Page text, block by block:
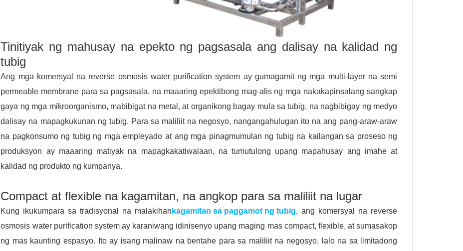
Tinitiyak ng mahusay na epekto ng pagsasala ang dalisay na kalidad ng
tubig
Ang mga komersyal na reverse osmosis water purification system ay gumagamit ng mga multi-layer na semi
permeable membrane para sa pagsasala, na maaaring epektibong mag-alis ng mga nakakapinsalang sangkap
gaya ng mga mikroorganismo, mabibigat na metal, at organikong bagay mula sa tubig, na nagbibigay ng medyo
dalisay na mapagkukunan ng tubig. Para sa maliliit na negosyo, nangangahulugan ito na ang pang-araw-araw
na pagkonsumo ng tubig ng mga empleyado at ang mga pinagmumulan ng tubig na kailangan sa proseso ng
produksyon ay maaaring matiyak na mapagkakatiwalaan, na tumutulong upang mapahusay ang imahe at
kalidad ng produkto ng kumpanya.
Compact at flexible na kagamitan, na angkop para sa maliliit na lugar
Kung ikukumpara sa tradisyonal na malakihan kagamitan sa paggamot ng tubig, ang komersyal na reverse
osmosis water purification system ay karaniwang idinisenyo upang maging mas compact, flexible, at sumasakop
ng mas kaunting espasyo. Ito ay isang malinaw na bentahe para sa maliliit na negosyo, lalo na sa limitadong